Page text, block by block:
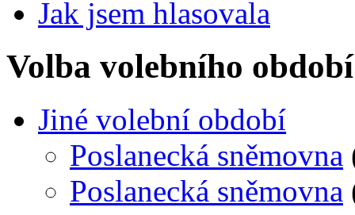
Jak jsem hlasovala
Volba volebního období
Jiné volební období
Poslanecká sněmovna
Poslanecká sněmovna